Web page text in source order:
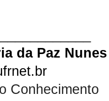
da Paz
Conhecimento